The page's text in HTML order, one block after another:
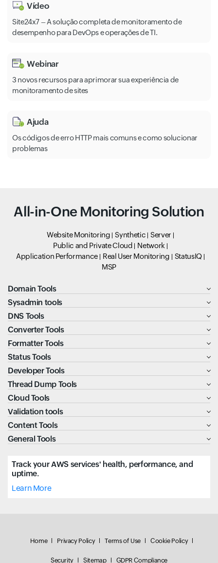
Vídeo
Site24x7 – A solução completa de monitoramento de
desempenho para DevOps e operações de TI.
Webinar
3 novos recursos para aprimorar sua experiência de
monitoramento de sites
Ajuda
Os códigos de erro HTTP mais comuns e como solucionar
problemas
All-in-One Monitoring Solution
Website Monitoring Synthetic
Server
Public and Private Cloud
Network
Application Performance
Real User Monitoring
StatusIQ
MSP
Domain Tools
Sysadmin tools
DNS Tools
Converter Tools
Formatter Tools
Status Tools
Developer Tools
Thread Dump Tools
Cloud Tools
Validation tools
Content Tools
General Tools
Track your AWS services' health, performance, and
uptime.
Learn More
Home Privacy Policy Terms of Use Cookie Policy
Security Sitemap GDPR Compliance